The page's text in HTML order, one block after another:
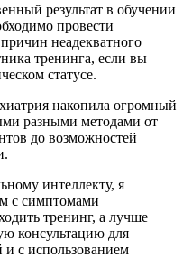
результат в обучении
провести
неадекватного
тренинга, если вы
статусе.
накопила огромный
разными методами от
до возможностей
интеллекту, я
с симптомами
тренинг, а лучше
консультацию для
и с использованием